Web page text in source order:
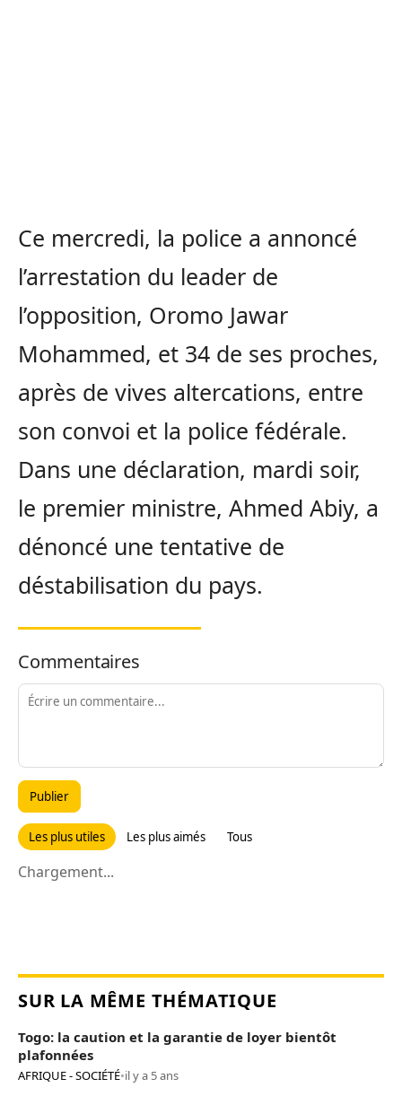
Ce mercredi, la police a annoncé
l’arrestation du leader de
l’opposition, Oromo Jawar
Mohammed, et 34 de ses proches,
après de vives altercations, entre
son convoi et la police fédérale.
Dans une déclaration, mardi soir,
le premier ministre, Ahmed Abiy, a
dénoncé une tentative de
déstabilisation du pays.
Commentaires
Publier
Les plus utiles Les plus aimés Tous
Chargement...
SUR LA MÊME THÉMATIQUE
Togo: la caution et la garantie de loyer bientôt
plafonnées
AFRIQUE - SOCIÉTÉ•il y a 5 ans